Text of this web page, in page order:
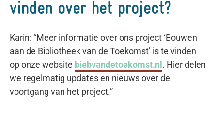
vinden over het project?
Karin: “Meer informatie over ons project ‘Bouwen
aan de Bibliotheek van de Toekomst’ is te vinden
op onze website biebvandetoekomst.nl . Hier delen
we regelmatig updates en nieuws over de
voortgang van het project.”